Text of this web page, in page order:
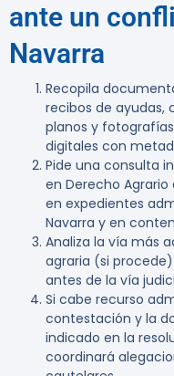
ante un
Navarra
Recopila
recibos de ayudas,
planos y
digitales con
Pide una consulta
en Derecho Agrario
en expedientes
Navarra y en
Analiza la vía más
agraria (si
antes de la vía
Si cabe recurso
contestación y la
indicado en la
coordinará